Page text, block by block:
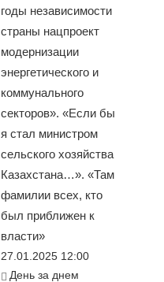
годы независимости
страны нацпроект
модернизации
энергетического и
коммунального
секторов». «Если бы
я стал министром
сельского хозяйства
Казахстана…». «Там
фамилии всех, кто
был приближен к
власти»
27.01.2025 12:00
День за днем